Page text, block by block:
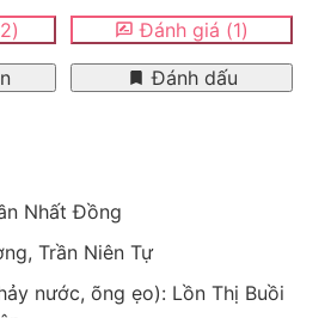
) Đánh giá (1)
Đánh dấu
Nhất Đồng
Trần Niên Tự
nước, õng ẹo): Lồn Thị Buồi